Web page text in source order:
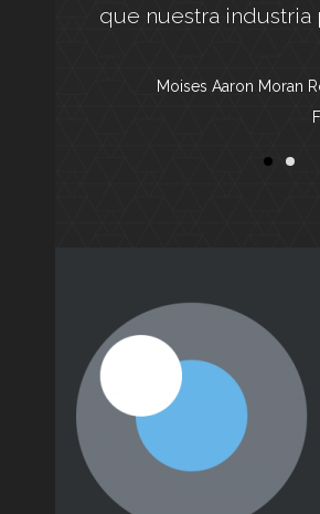
que nuestra industria
Moises Aaron Moran